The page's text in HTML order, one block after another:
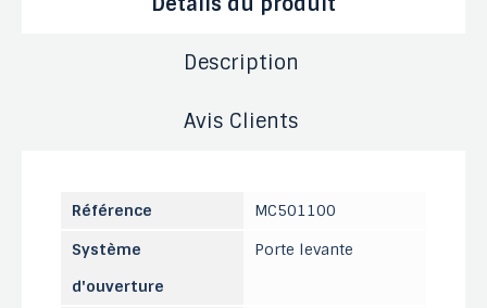
Description
Avis Clients
Référence
MC501100
Système
d'ouverture
Porte levante